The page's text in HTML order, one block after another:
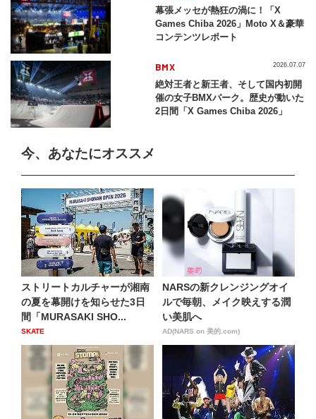
幕張メッセが熱狂の渦に！「X
Games Chiba 2026」Moto X＆豪華
コンテンツレポート
BMX
絶対王者と新王者、そして国内初開
催の女子BMXパーク。歴史が動いた
2日間「X Games Chiba 2026」
2026.07.07
今、あなたにオススメ
ストリートカルチャーが湘南
の夏を幕開けを知らせた3日
間「MURASAKI SHO...
SKATE
NARSの新クレンジングオイ
ルで毎朝、メイク映えする潤
い美肌へ
AD(NARS on 美的.com)